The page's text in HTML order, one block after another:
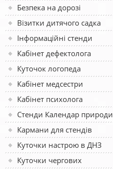
Безпека на дорозі
Візитки дитячого садка
Інформаційні стенди
Кабінет дефектолога
Куточок логопеда
Кабінет медсестри
Кабінет психолога
Стенди Календар природи
Кармани для стендів
Куточки настрою в ДНЗ
Куточки чергових